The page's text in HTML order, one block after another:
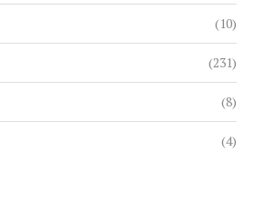
(10)
(231)
(8)
(4)